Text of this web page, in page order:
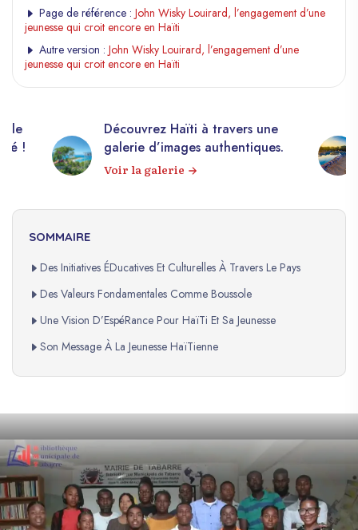
Page de référence : John Wisky Louirard, l’engagement d’une
jeunesse qui croit encore en Haïti
Autre version : John Wisky Louirard, l’engagement d’une
jeunesse qui croit encore en Haïti
!
Découvrez Haïti à travers une
galerie d’images authentiques.
Voir la galerie
SOMMAIRE
Des Initiatives ÉDucatives Et Culturelles À Travers Le Pays
Des Valeurs Fondamentales Comme Boussole
Une Vision D’EspéRance Pour HaïTi Et Sa Jeunesse
Son Message À La Jeunesse HaïTienne